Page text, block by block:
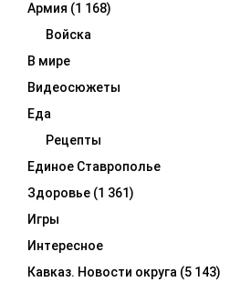
Армия (1 168)
Войска
В мире
Видеосюжеты
Еда
Рецепты
Единое Ставрополье
Здоровье (1 361)
Игры
Интересное
Кавказ. Новости округа (5 143)